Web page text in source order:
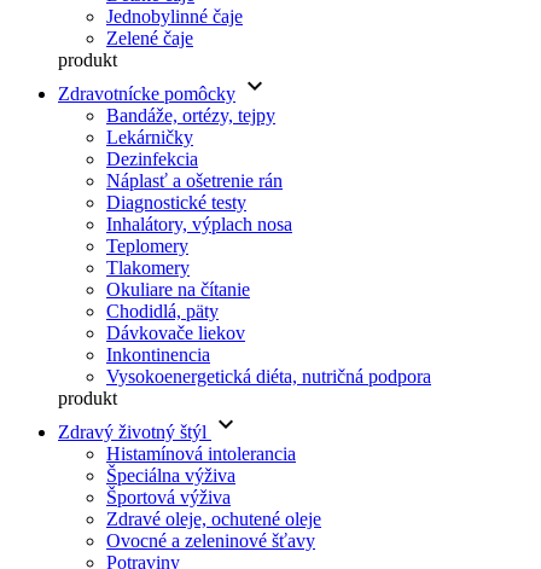
Jednobylinné čaje
Zelené čaje
produkt
Zdravotnícke pomôcky keyboard_arrow_down
Bandáže, ortézy, tejpy
Lekárničky
Dezinfekcia
Náplasť a ošetrenie rán
Diagnostické testy
Inhalátory, výplach nosa
Teplomery
Tlakomery
Okuliare na čítanie
Chodidlá, päty
Dávkovače liekov
Inkontinencia
Vysokoenergetická diéta, nutričná podpora
produkt
Zdravý životný štýl
keyboard_arrow_down
Histamínová intolerancia
Špeciálna výživa
Športová výživa
Zdravé oleje, ochutené oleje
Ovocné a zeleninové šťavy
Potraviny